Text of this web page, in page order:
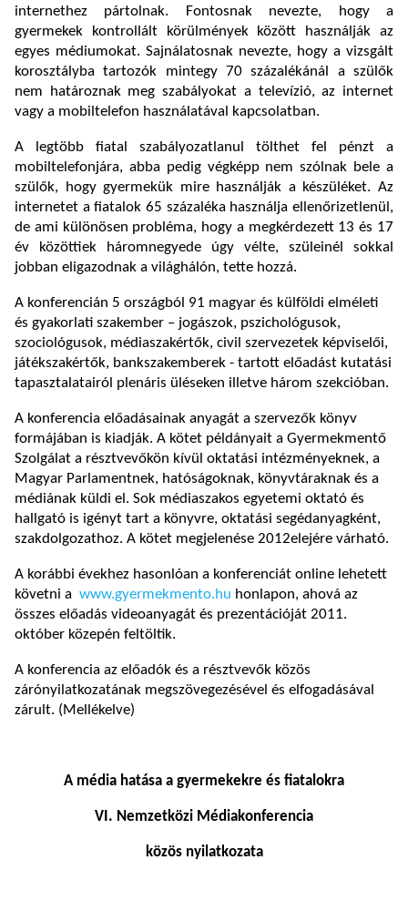
internethez pártolnak. Fontosnak nevezte, hogy a
gyermekek kontrollált körülmények között használják az
egyes médiumokat. Sajnálatosnak nevezte, hogy a vizsgált
korosztályba tartozók mintegy 70 százalékánál a szülők
nem határoznak meg szabályokat a televízió, az internet
vagy a mobiltelefon használatával kapcsolatban.
A legtöbb fiatal szabályozatlanul tölthet fel pénzt a
mobiltelefonjára, abba pedig végképp nem szólnak bele a
szülők, hogy gyermekük mire használják a készüléket. Az
internetet a fiatalok 65 százaléka használja ellenőrizetlenül,
de ami különösen probléma, hogy a megkérdezett 13 és 17
év közöttiek háromnegyede úgy vélte, szüleinél sokkal
jobban eligazodnak a világhálón, tette hozzá.
A konferencián 5 országból 91 magyar és külföldi elméleti
és gyakorlati szakember – jogászok, pszichológusok,
szociológusok, médiaszakértők, civil szervezetek képviselői,
játékszakértők, bankszakemberek - tartott előadást kutatási
tapasztalatairól plenáris üléseken illetve három szekcióban.
A konferencia előadásainak anyagát a szervezők könyv
formájában is kiadják. A kötet példányait a Gyermekmentő
Szolgálat a résztvevőkön kívül oktatási intézményeknek, a
Magyar Parlamentnek, hatóságoknak, könyvtáraknak és a
médiának küldi el. Sok médiaszakos egyetemi oktató és
hallgató is igényt tart a könyvre, oktatási segédanyagként,
szakdolgozathoz. A kötet megjelenése 2012elejére várható.
A korábbi évekhez hasonlóan a konferenciát online lehetett
követni a www.gyermekmento.hu honlapon, ahová az
összes előadás videoanyagát és prezentációját 2011.
október közepén feltöltik.
A konferencia az előadók és a résztvevők közös
zárónyilatkozatának megszövegezésével és elfogadásával
zárult. (Mellékelve)
A média hatása a gyermekekre és fiatalokra
VI. Nemzetközi Médiakonferencia
közös nyilatkozata